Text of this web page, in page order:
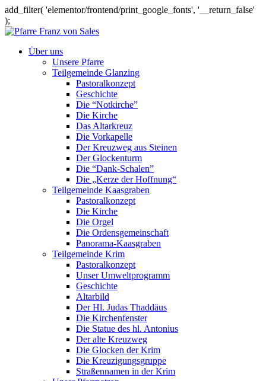
add_filter( 'elementor/frontend/print_google_fonts', '__return_false'
);
Über uns
Unsere Pfarre
Teilgemeinde Glanzing
Pastoralkonzept
Geschichte
Die “Notkirche”
Die Kirche
Das Altarkreuz
Die Vorkapelle
Der Kreuzweg aus Steinen
Der Glockenturm
Die “Dank-Schalen”
Die „Kerze der Hoffnung“
Teilgemeinde Kaasgraben
Pastoralkonzept
Die Kirche
Die Orgel
Die Ordensgemeinschaft
Panorama-Kaasgraben
Teilgemeinde Krim
Pastoralkonzept
Unser Umweltprogramm
Geschichte
Altarbild
Der Hl. Judas Thaddäus
Die Kirchenfenster
Die Statue des hl. Antonius
Der alte Kreuzweg
Die Glocken der Krim
Die Kreuzigungsgruppe
Straßennamen in der Krim